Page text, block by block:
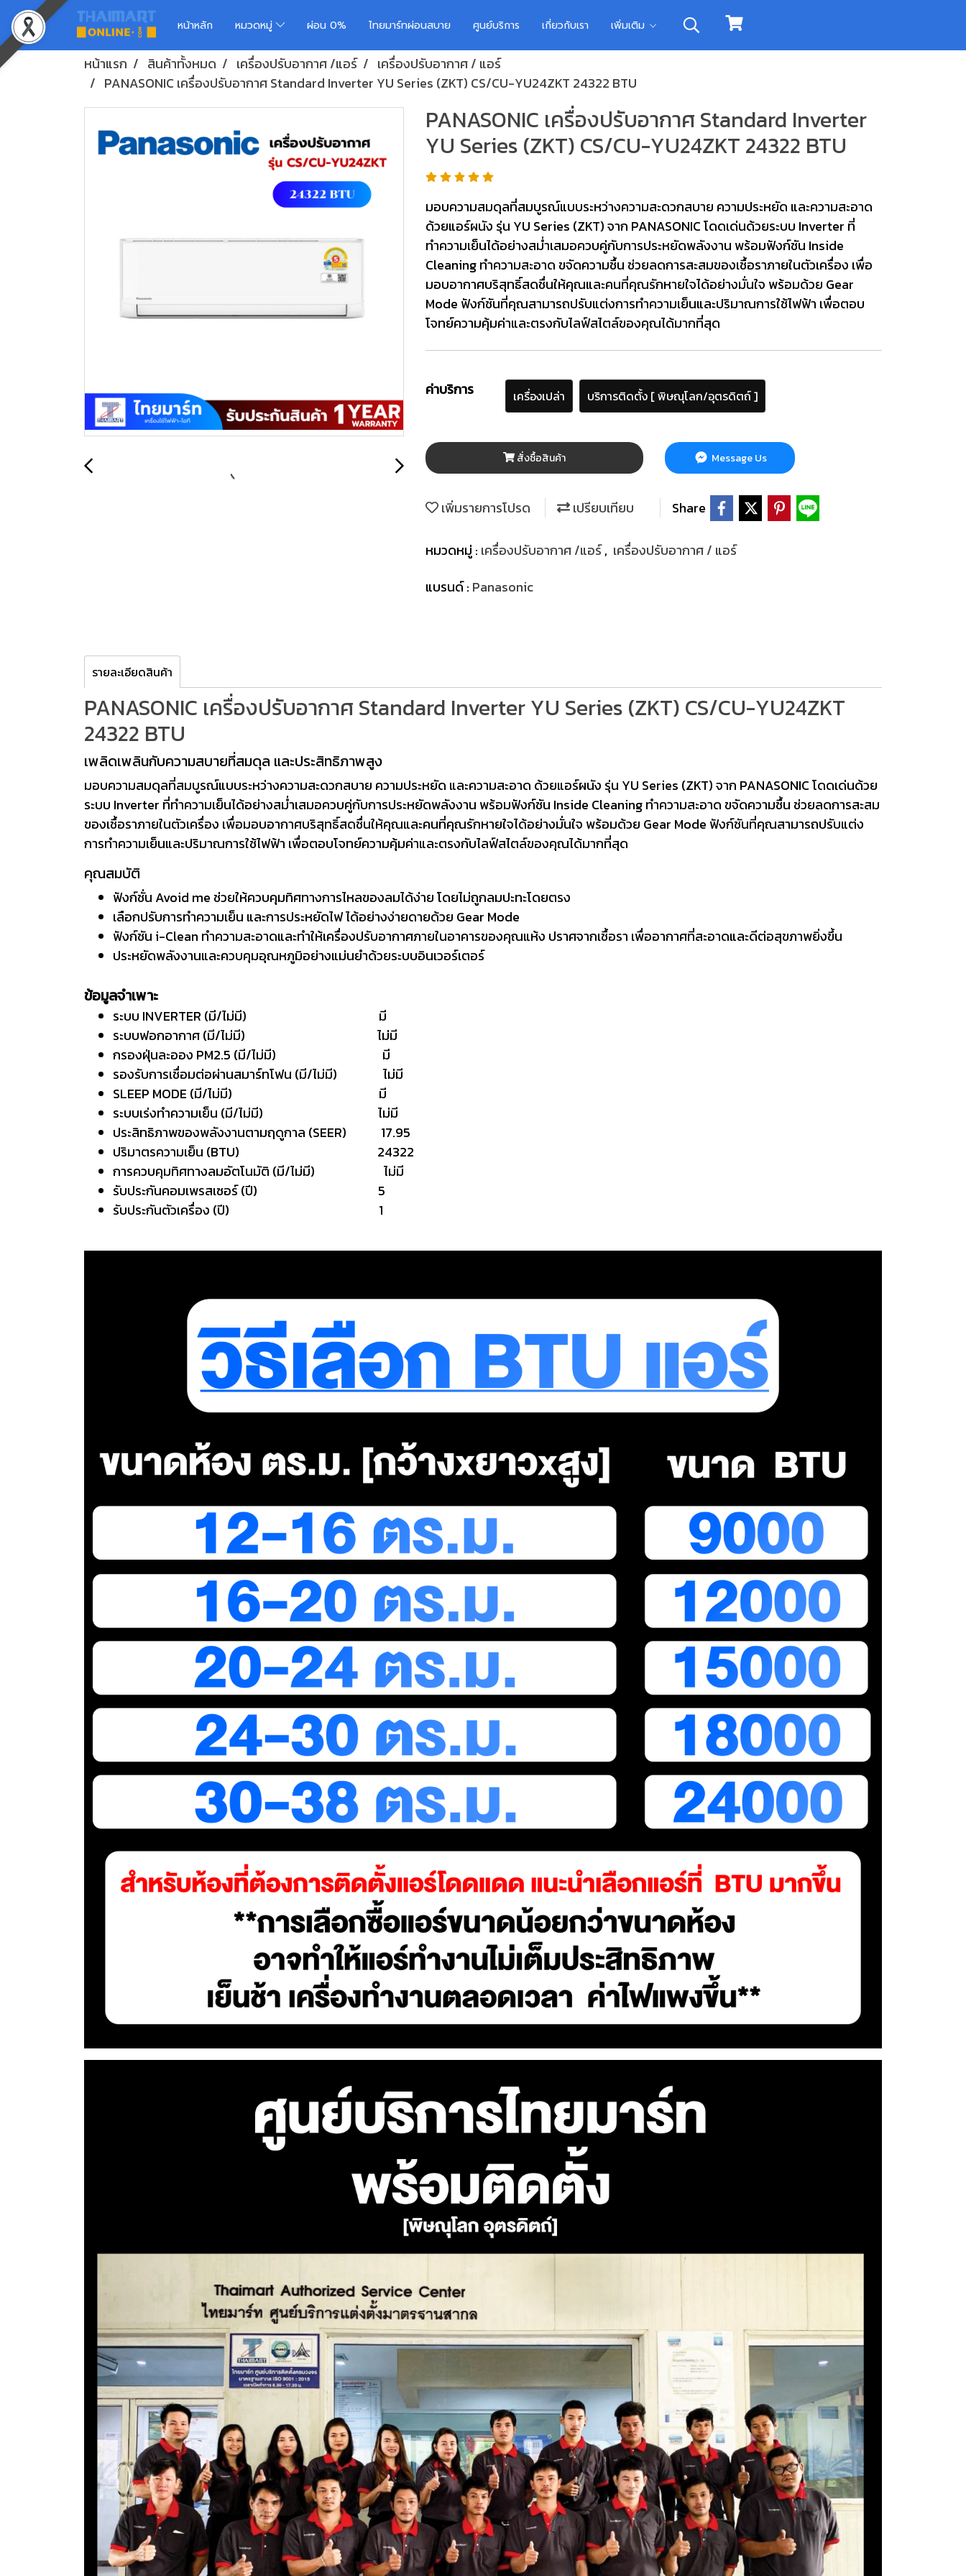
หน้าหลัก หมวดหมู่ ผ่อน 0% ไทยมาร์ทผ่อนสบาย ศูนย์บริการ เกี่ยวกับเรา เพิ่มเติม
หน้าแรก สินค้าทั้งหมด เครื่องปรับอากาศ /แอร์
เครื่องปรับอากาศ / แอร์
PANASONIC เครื่องปรับอากาศ Standard Inverter YU Series (ZKT) CS/CU-YU24ZKT 24322 BTU
PANASONIC เครื่องปรับอากาศ Standard Inverter
YU Series (ZKT) CS/CU-YU24ZKT 24322 BTU
มอบความสมดุลที่สมบูรณ์แบบระหว่างความสะดวกสบาย ความประหยัด และความสะอาด
ด้วยแอร์ผนัง รุ่น YU Series (ZKT) จาก PANASONIC โดดเด่นด้วยระบบ Inverter ที่
ทำความเย็นได้อย่างสม่ำเสมอควบคู่กับการประหยัดพลังงาน พร้อมฟังก์ชัน Inside
Cleaning ทำความสะอาด ขจัดความชื้น ช่วยลดการสะสมของเชื้อราภายในตัวเครื่อง เพื่อ
มอบอากาศบริสุทธิ์สดชื่นให้คุณและคนที่คุณรักหายใจได้อย่างมั่นใจ พร้อมด้วย Gear
Mode ฟังก์ชันที่คุณสามารถปรับแต่งการทำความเย็นและปริมาณการใช้ไฟฟ้า เพื่อตอบ
โจทย์ความคุ้มค่าและตรงกับไลฟ์สไตล์ของคุณได้มากที่สุด
ค่าบริการ เครื่องเปล่า บริการติดตั้ง [ พิษณุโลก/อุตรดิตถ์ ]
สั่งซื้อสินค้า Message Us
เพิ่มรายการโปรด เปรียบเทียบ Share
หมวดหมู่ : เครื่องปรับอากาศ /แอร์, เครื่องปรับอากาศ / แอร์
แบรนด์ : Panasonic
รายละเอียดสินค้า
PANASONIC เครื่องปรับอากาศ Standard Inverter YU Series (ZKT) CS/CU-YU24ZKT
24322 BTU
เพลิดเพลินกับความสบายที่สมดุล และประสิทธิภาพสูง
มอบความสมดุลที่สมบูรณ์แบบระหว่างความสะดวกสบาย ความประหยัด และความสะอาด ด้วยแอร์ผนัง รุ่น YU Series (ZKT) จาก PANASONIC โดดเด่นด้วย
ระบบ Inverter ที่ทำความเย็นได้อย่างสม่ำเสมอควบคู่กับการประหยัดพลังงาน พร้อมฟังก์ชัน Inside Cleaning ทำความสะอาด ขจัดความชื้น ช่วยลดการสะสม
ของเชื้อราภายในตัวเครื่อง เพื่อมอบอากาศบริสุทธิ์สดชื่นให้คุณและคนที่คุณรักหายใจได้อย่างมั่นใจ พร้อมด้วย Gear Mode ฟังก์ชันที่คุณสามารถปรับแต่ง
การทำความเย็นและปริมาณการใช้ไฟฟ้า เพื่อตอบโจทย์ความคุ้มค่าและตรงกับไลฟ์สไตล์ของคุณได้มากที่สุด
คุณสมบัติ
ฟังก์ชั่น Avoid me ช่วยให้ควบคุมทิศทางการไหลของลมได้ง่าย โดยไม่ถูกลมปะทะโดยตรง
เลือกปรับการทำความเย็น และการประหยัดไฟ ได้อย่างง่ายดายด้วย Gear Mode
ฟังก์ชัน i-Clean ทำความสะอาดและทำให้เครื่องปรับอากาศภายในอาคารของคุณแห้ง ปราศจากเชื้อรา เพื่ออากาศที่สะอาดและดีต่อสุขภาพยิ่งขึ้น
ประหยัดพลังงานและควบคุมอุณหภูมิอย่างแม่นยำด้วยระบบอินเวอร์เตอร์
ข้อมูลจำเพาะ
ระบบ INVERTER (มี/ไม่มี) มี
ระบบฟอกอากาศ (มี/ไม่มี) ไม่มี
กรองฝุ่นละออง PM2.5 (มี/ไม่มี) มี
รองรับการเชื่อมต่อผ่านสมาร์ทโฟน (มี/ไม่มี) ไม่มี
SLEEP MODE (มี/ไม่มี) มี
ระบบเร่งทำความเย็น (มี/ไม่มี) ไม่มี
ประสิทธิภาพของพลังงานตามฤดูกาล (SEER) 17.95
ปริมาตรความเย็น (BTU) 24322
การควบคุมทิศทางลมอัตโนมัติ (มี/ไม่มี) ไม่มี
รับประกันคอมเพรสเซอร์ (ปี) 5
รับประกันตัวเครื่อง (ปี) 1